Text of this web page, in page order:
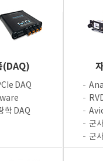
(DAQ)
DAQ
학 DAQ
군
군